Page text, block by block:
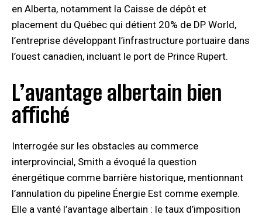
en Alberta, notamment la Caisse de dépôt et
placement du Québec qui détient 20% de DP World,
l’entreprise développant l’infrastructure portuaire dans
l’ouest canadien, incluant le port de Prince Rupert.
L’avantage albertain bien
affiché
Interrogée sur les obstacles au commerce
interprovincial, Smith a évoqué la question
énergétique comme barrière historique, mentionnant
l’annulation du pipeline Énergie Est comme exemple.
Elle a vanté l’avantage albertain : le taux d’imposition